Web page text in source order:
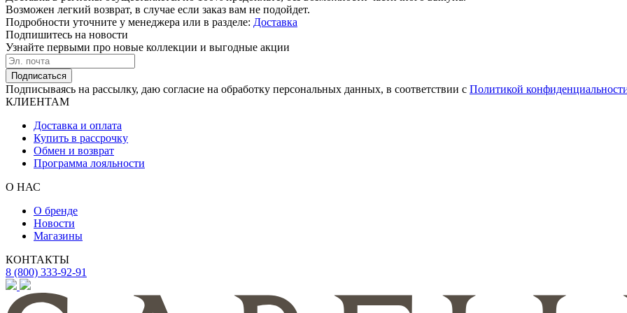
Возможен легкий возврат, в случае если заказ вам не подойдет.
Подробности уточните у менеджера или в разделе: Доставка
Подпишитесь на новости
Узнайте первыми про новые коллекции и выгодные акции
Подписаться
Подписываясь на рассылку, даю согласие на обработку персональных данных, в соответствии с Политикой
КЛИЕНТАМ
Доставка и оплата
Купить в рассрочку
Обмен и возврат
Программа лояльности
О НАС
О бренде
Новости
Магазины
КОНТАКТЫ
8 (800) 333-92-91